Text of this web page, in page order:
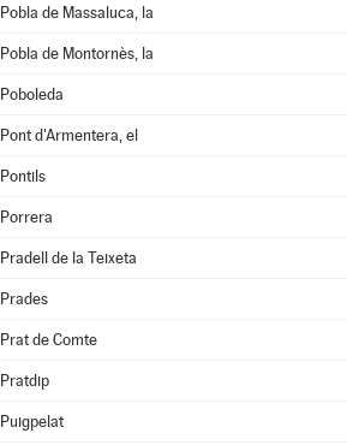
Pobla de Massaluca, la
Pobla de Montornès, la
Poboleda
Pont d'Armentera, el
Pontils
Porrera
Pradell de la Teixeta
Prades
Prat de Comte
Pratdip
Puigpelat